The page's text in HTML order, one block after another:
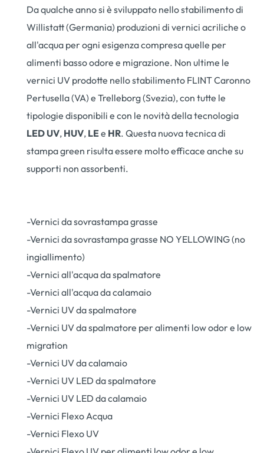
Da qualche anno si è sviluppato nello stabilimento di
Willistatt (Germania) produzioni di vernici acriliche o
all'acqua per ogni esigenza compresa quelle per
alimenti basso odore e migrazione. Non ultime le
vernici UV prodotte nello stabilimento FLINT Caronno
Pertusella (VA) e Trelleborg (Svezia), con tutte le
tipologie disponibili e con le novità della tecnologia
LED UV, HUV, LEe HR. Questa nuova tecnica di
stampa green risulta essere molto efficace anche su
supporti non assorbenti.
-Vernici da sovrastampa grasse
-Vernici da sovrastampa grasse NO YELLOWING (no
ingiallimento)
-Vernici all'acqua da spalmatore
-Vernici all'acqua da calamaio
-Vernici UV da spalmatore
-Vernici UV da spalmatore per alimenti low odor e low
migration
-Vernici UV da calamaio
-Vernici UV LED da spalmatore
-Vernici UV LED da calamaio
-Vernici Flexo Acqua
-Vernici Flexo UV